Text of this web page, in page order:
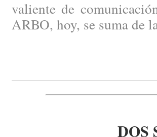
valiente de
ARBO, hoy, se suma de
DOS